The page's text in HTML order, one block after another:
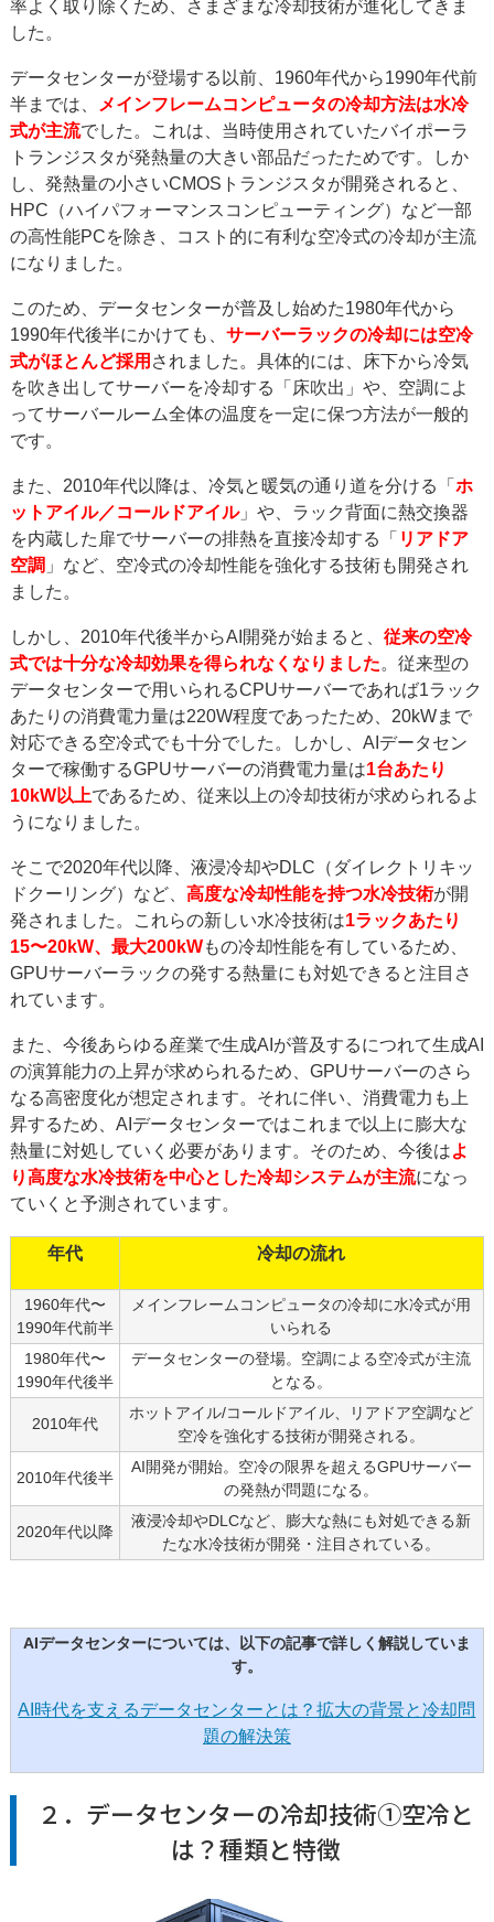
率よく取り除くため、さまざまな冷却技術が進化してきま
した。
データセンターが登場する以前、1960年代から1990年代前
半までは、
メインフレームコンピュータの冷却方法は水冷
式が主流でした。これは、当時使用されていたバイポーラ
トランジスタが発熱量の大きい部品だったためです。しか
し、発熱量の小さいCMOSトランジスタが開発されると、
HPC（ハイパフォーマンスコンピューティング）など一部
の高性能PCを除き、コスト的に有利な空冷式の冷却が主流
になりました。
このため、データセンターが普及し始めた1980年代から
1990年代後半にかけても、 サーバーラックの冷却には空冷
式がほとんど採用 されました。具体的には、床下から冷気
を吹き出してサーバーを冷却する「床吹出」や、空調によ
ってサーバールーム全体の温度を一定に保つ方法が一般的
です。
また、2010年代以降は、冷気と暖気の通り道を分ける「 ホ
ットアイル／コールドアイル」や、ラック背面に熱交換器
を内蔵した扉でサーバーの排熱を直接冷却する「 リアドア
空調 」など、空冷式の冷却性能を強化する技術も開発され
ました。
しかし、2010年代後半からAI開発が始まると、 従来の空冷
式では十分な冷却効果を得られなくなりました。従来型の
データセンターで用いられるCPUサーバーであれば1ラック
あたりの消費電力量は220W程度であったため、20kWまで
対応できる空冷式でも十分でした。しかし、AIデータセン
ターで稼働するGPUサーバーの消費電力量は1台あたり
10kW以上であるため、従来以上の冷却技術が求められるよ
うになりました。
そこで2020年代以降、液浸冷却やDLC（ダイレクトリキッ
ドクーリング）など、 高度な冷却性能を持つ水冷技術が開
発されました。これらの新しい水冷技術は1ラックあたり
15〜20kW、最大200kWもの冷却性能を有しているため、
GPUサーバーラックの発する熱量にも対処できると注目さ
れています。
また、今後あらゆる産業で生成AIが普及するにつれて生成AI
の演算能力の上昇が求められるため、GPUサーバーのさら
なる高密度化が想定されます。それに伴い、消費電力も上
昇するため、AIデータセンターではこれまで以上に膨大な
熱量に対処していく必要があります。そのため、今後はよ
り高度な水冷技術を中心とした冷却システムが主流になっ
ていくと予測されています。
年代 冷却の流れ
1960年代〜
1990年代前半
メインフレームコンピュータの冷却に水冷式が用
いられる
1980年代〜
1990年代後半
データセンターの登場。空調による空冷式が主流
となる。
2010年代
ホットアイル/コールドアイル、リアドア空調など
空冷を強化する技術が開発される。
2010年代後半
AI開発が開始。空冷の限界を超えるGPUサーバー
の発熱が問題になる。
2020年代以降
液浸冷却やDLCなど、膨大な熱にも対処できる新
たな水冷技術が開発・注目されている。
AIデータセンターについては、以下の記事で詳しく解説していま
す。
AI時代を支えるデータセンターとは？拡大の背景と冷却問
題の解決策
２．データセンターの冷却技術①空冷と
は？種類と特徴